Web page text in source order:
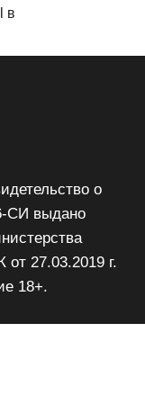
в
о
СИ выдано
27.03.2019 г.
18+.